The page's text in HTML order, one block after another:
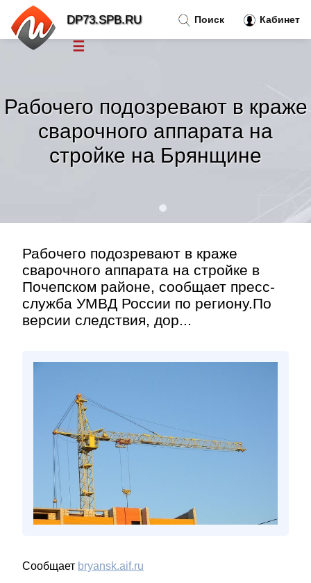
Рабочего подозревают в краже
сварочного аппарата на
стройке на Брянщине
Рабочего подозревают в краже
сварочного аппарата на стройке в
Почепском районе, сообщает пресс-
служба УМВД России по региону.По
версии следствия, дор...
Сообщает bryansk.aif.ru
Поиск Кабинет
DP73.SPB.RU
☰
Тренды новостей»
Рубрики»